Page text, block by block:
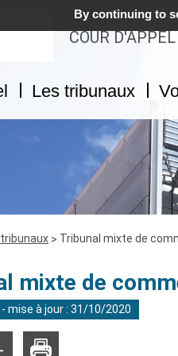
COUR
Les tribunaux
Tribunal mixte de
mixte de
mise à jour : 31/10/2020
Réduire
By continuing to